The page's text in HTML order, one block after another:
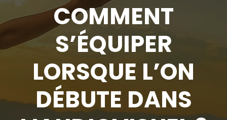
COMMENT
S’ÉQUIPER
LORSQUE L’ON
DÉBUTE DANS